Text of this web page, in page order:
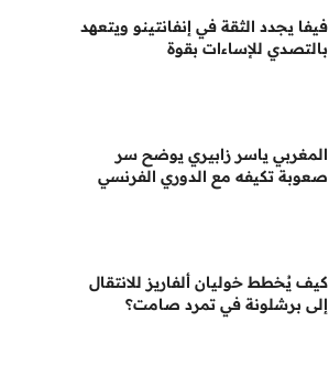
فيفا يجدد الثقة في إنفانتينو ويتعهد
بالتصدي للإساءات بقوة
المغربي ياسر زابيري يوضح سر
صعوبة تكيفه مع الدوري الفرنسي
كيف يُخطط خوليان ألفاريز للانتقال
إلى برشلونة في تمرد صامت؟